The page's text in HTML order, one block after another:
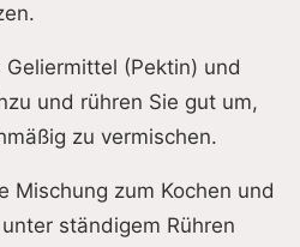
Geliermittel (Pektin) und
und rühren Sie gut um,
zu vermischen.
Mischung zum Kochen und
ständigem Rühren